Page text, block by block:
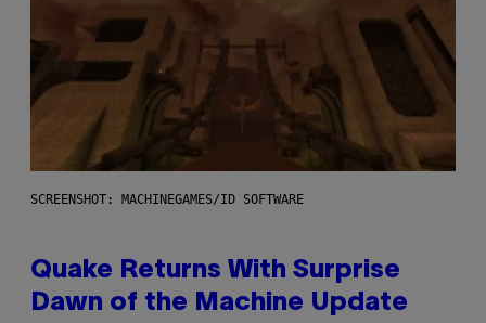
SCREENSHOT: MACHINEGAMES/ID SOFTWARE
Quake Returns With Surprise
Dawn of the Machine Update